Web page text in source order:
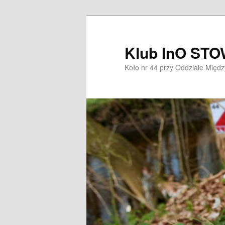
Klub InO
Koło nr 44 przy Oddziale